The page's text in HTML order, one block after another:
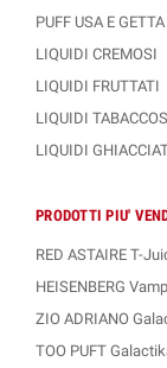
PUFF USA E GETTA
LIQUIDI CREMOSI
LIQUIDI FRUTTATI
LIQUIDI
LIQUIDI
PRODOTTI PIU'
RED ASTAIRE T-
HEISENBERG
ZIO ADRIANO
TOO PUFT